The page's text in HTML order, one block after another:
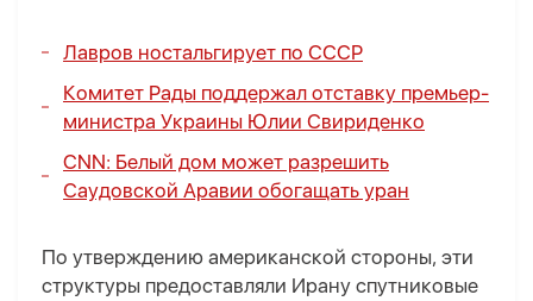
Лавров ностальгирует по СССР
Комитет Рады поддержал отставку премьер-
министра Украины Юлии Свириденко
CNN: Белый дом может разрешить
Саудовской Аравии обогащать уран
По утверждению американской стороны, эти
структуры предоставляли Ирану спутниковые